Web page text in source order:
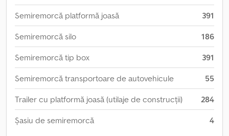
Semiremorcă platformă joasă 391
Semiremorcă silo 186
Semiremorcă tip box 391
Semiremorcă transportoare de autovehicule 55
Trailer cu platformă joasă (utilaje de construcții) 284
Șasiu de semiremorcă 4